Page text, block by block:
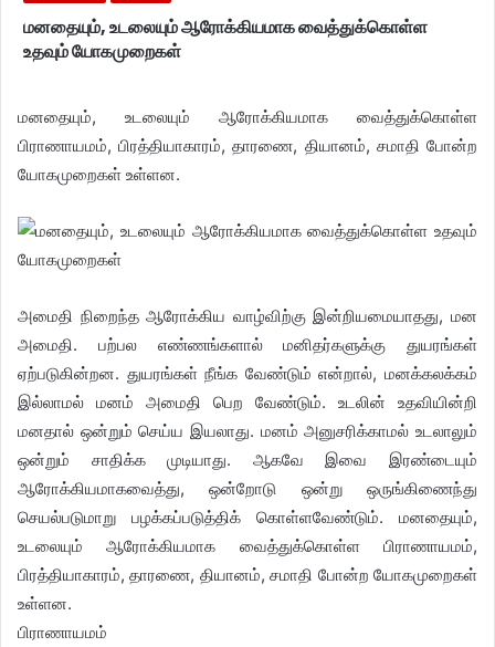
மனதையும், உடலையும் ஆரோக்கியமாக வைத்துக்கொள்ள
உதவும் யோகமுறைகள்
மனதையும், உடலையும் ஆரோக்கியமாக வைத்துக்கொள்ள
பிராணாயமம், பிரத்தியாகாரம், தாரணை, தியானம், சமாதி போன்ற
யோகமுறைகள் உள்ளன.
அமைதி நிறைந்த ஆரோக்கிய வாழ்விற்கு இன்றியமையாதது, மன
அமைதி. பற்பல எண்ணங்களால் மனிதர்களுக்கு துயரங்கள்
ஏற்படுகின்றன. துயரங்கள் நீங்க வேண்டும் என்றால், மனக்கலக்கம்
இல்லாமல் மனம் அமைதி பெற வேண்டும். உடலின் உதவியின்றி
மனதால் ஒன்றும் செய்ய இயலாது. மனம் அனுசரிக்காமல் உடலாலும்
ஒன்றும் சாதிக்க முடியாது. ஆகவே இவை இரண்டையும்
ஆரோக்கியமாகவைத்து, ஒன்றோடு ஒன்று ஒருங்கிணைந்து
செயல்படுமாறு பழக்கப்படுத்திக் கொள்ளவேண்டும். மனதையும்,
உடலையும் ஆரோக்கியமாக வைத்துக்கொள்ள பிராணாயமம்,
பிரத்தியாகாரம், தாரணை, தியானம், சமாதி போன்ற யோகமுறைகள்
உள்ளன.
பிராணாயமம்